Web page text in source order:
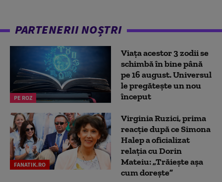
PARTENERII NOȘTRI
PE ROZ
Viața acestor 3 zodii se
schimbă în bine până
pe 16 august. Universul
le pregătește un nou
început
FANATIK.RO
Virginia Ruzici, prima
reacție după ce Simona
Halep a oficializat
relația cu Dorin
Mateiu: „Trăiește așa
cum dorește”